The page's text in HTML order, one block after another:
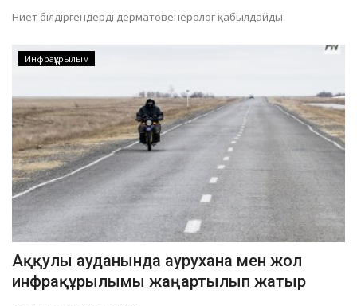
Ниет білдіргендерді дерматовенеролог қабылдайды.
Инфрақұрылым
Аққулы ауданында аурухана мен жол
инфрақұрылымы жаңартылып жатыр